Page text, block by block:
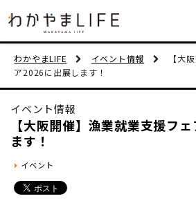
イベント情
移住支援
人に会う
わかやまLIFE イベント情報
【大
ア2026に出展します！
イベント情報
【大阪開催】漁業就業支援フ
ます！
イベント